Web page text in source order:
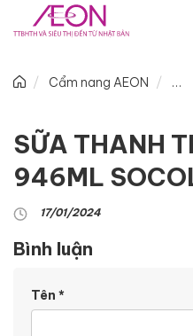
Cẩm nang AEON
SỮA THANH
946ML
17/01/2024
Bình luận
Tên *